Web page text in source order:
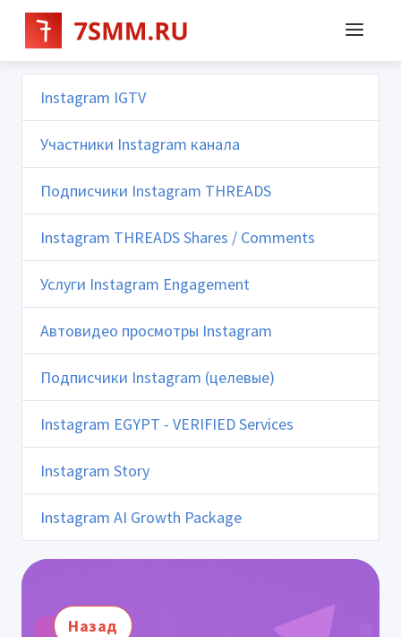
Instagram IGTV
Участники Instagram канала
Подписчики Instagram THREADS
Instagram THREADS Shares / Comments
Услуги Instagram Engagement
Автовидео просмотры Instagram
Подписчики Instagram (целевые)
Instagram EGYPT - VERIFIED Services
Instagram Story
Instagram AI Growth Package
Назад